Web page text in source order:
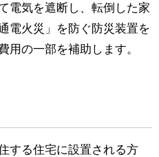
電気を遮断し、転倒した家
電火災」を防ぐ防災装置を
用の一部を補助します。
する住宅に設置される方